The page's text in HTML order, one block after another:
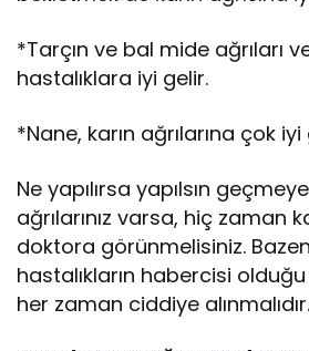
*Tarçın ve bal mide ağrıları
hastalıklara iyi gelir.
*Nane, karın ağrılarına çok
Ne yapılırsa yapılsın
ağrılarınız varsa, hiç zaman
doktora görünmelisiniz.
hastalıkların habercisi olduğu
her zaman ciddiye alınmalıdır.